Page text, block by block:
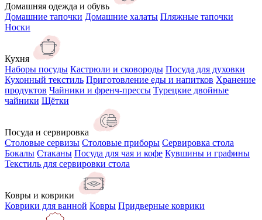
Домашняя одежда и обувь
Домашние тапочки Домашние халаты Пляжные тапочки
Носки
Кухня
Наборы посуды Кастрюли и сковороды Посуда для духовки
Кухонный текстиль Приготовление еды и напитков Хранение
продуктов Чайники и френч-прессы Турецкие двойные
чайники Щётки
Посуда и сервировка
Столовые сервизы Столовые приборы Сервировка стола
Бокалы Стаканы Посуда для чая и кофе Кувшины и графины
Текстиль для сервировки стола
Ковры и коврики
Коврики для ванной Ковры Придверные коврики